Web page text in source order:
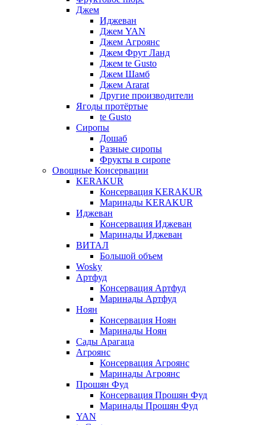
Джем
Иджеван
Джем YAN
Джем Агроянс
Джем Фрут Ланд
Джем te Gusto
Джем Шамб
Джем Ararat
Другие производители
Ягоды протёртые
te Gusto
Сиропы
Дошаб
Разные сиропы
Фрукты в сиропе
Овощные Консервации
KERAKUR
Консервация KERAKUR
Маринады KERAKUR
Иджеван
Консервация Иджеван
Маринады Иджеван
ВИТАЛ
Большой объем
Wosky
Артфуд
Консервация Артфуд
Маринады Артфуд
Ноян
Консервация Ноян
Маринады Ноян
Сады Арагаца
Агроянс
Консервация Агроянс
Маринады Агроянс
Прошян Фуд
Консервация Прошян Фуд
Маринады Прошян Фуд
YAN